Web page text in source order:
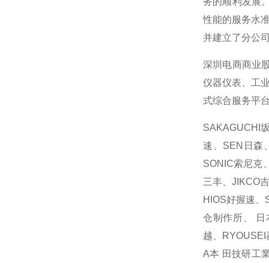
性能的服务水
并建立了分公
深圳电商商业
仪器仪表、工
式综合服务平
SAKAGUCHI
速、SEN日森
SONIC索尼克
三丰、JIKCO
HIOS好握速
仓制作所、 日
越、
A本 田技研工